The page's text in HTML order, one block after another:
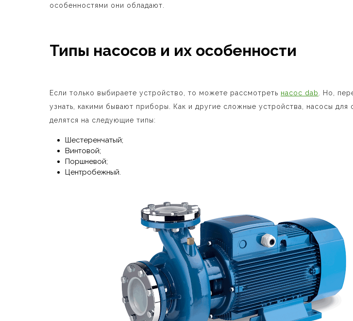
особенностями они обладают.
Типы насосов и их особенности
Если только выбираете устройство, то можете рассмотреть насос dab
. Но,
узнать, какими бывают приборы. Как и другие сложные устройства, насосы для
делятся на следующие типы:
Шестеренчатый;
Винтовой;
Поршневой;
Центробежный.